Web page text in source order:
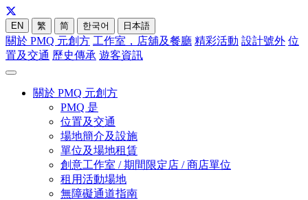
EN 繁 简 한국어 日本語
關於 PMQ 元創方 工作室，店舖及餐廳 精彩活動 設計號外 位
置及交通 歷史傳承 遊客資訊
關於 PMQ 元創方
PMQ 是
位置及交通
場地簡介及設施
單位及場地租賃
創意工作室 / 期間限定店 / 商店單位
租用活動場地
無障礙通道指南